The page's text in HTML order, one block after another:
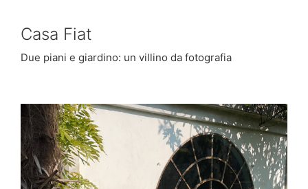
Casa Fiat
Due piani e giardino: un villino da fotografia